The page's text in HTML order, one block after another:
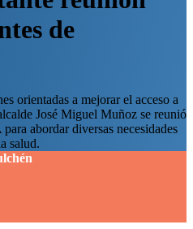
de
orientadas a mejorar el acceso a
José Miguel Muñoz se reunió
abordar diversas necesidades
salud.